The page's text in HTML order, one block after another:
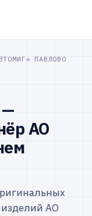
ПАВЛОВО
—
АО
изделий АО